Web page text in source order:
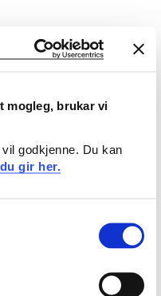
mogleg, brukar vi
godkjenne. Du kan
gir her.
system.
sin kunnskap
planlegge og
systemkonstruksjon